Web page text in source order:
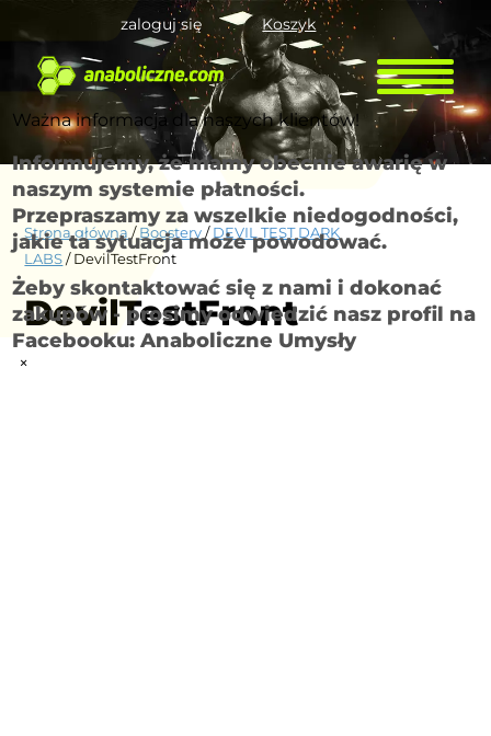
Koszyk
zaloguj się
Strona główna /Boostery/DEVIL TEST DARK
LABS/ DevilTestFront
DevilTestFront
Ważna informacja dla naszych klientów!
Informujemy, że mamy obecnie awarię w
naszym systemie płatności.
Przepraszamy za wszelkie niedogodności,
jakie ta sytuacja może powodować.
Żeby skontaktować się z nami i dokonać
zakupów - prosimy odwiedzić nasz profil na
Facebooku: Anaboliczne Umysły
×